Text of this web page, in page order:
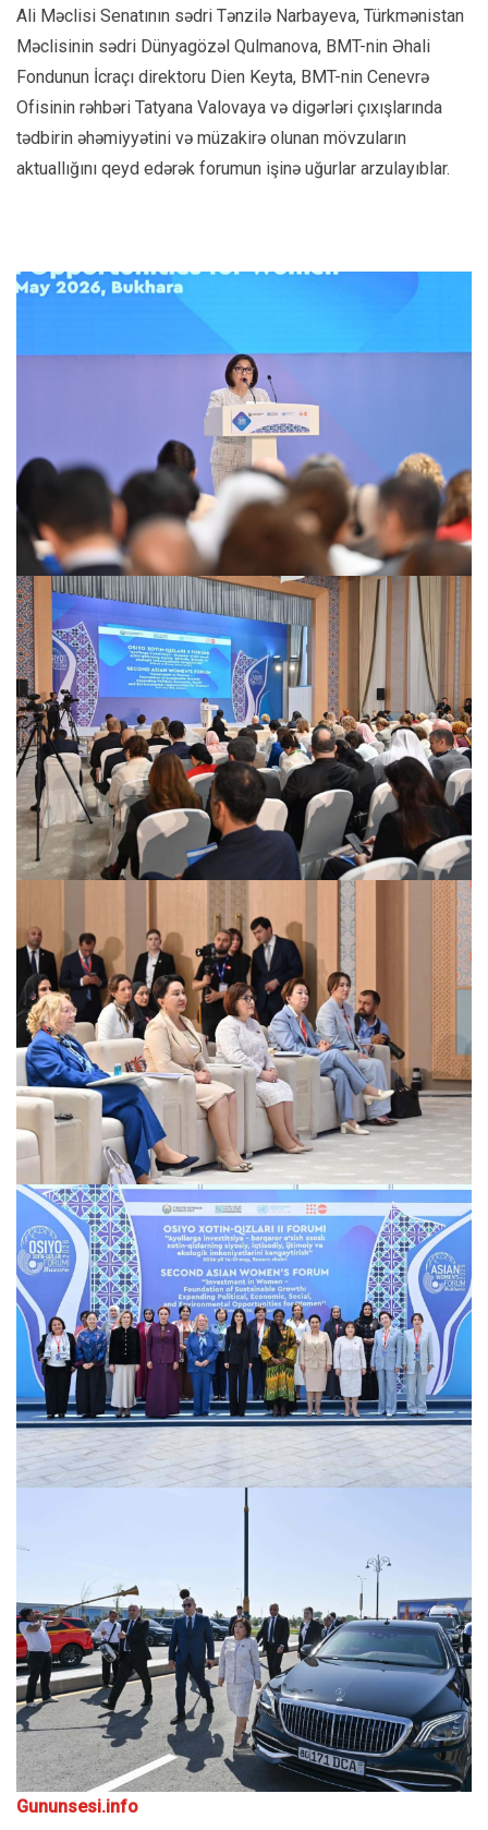
Ali Məclisi Senatının sədri Tənzilə Narbayeva, Türkmənistan
Məclisinin sədri Dünyagözəl Qulmanova, BMT-nin Əhali
Fondunun İcraçı direktoru Dien Keyta, BMT-nin Cenevrə
Ofisinin rəhbəri Tatyana Valovaya və digərləri çıxışlarında
tədbirin əhəmiyyətini və müzakirə olunan mövzuların
aktuallığını qeyd edərək forumun işinə uğurlar arzulayıblar.
Gununsesi.info